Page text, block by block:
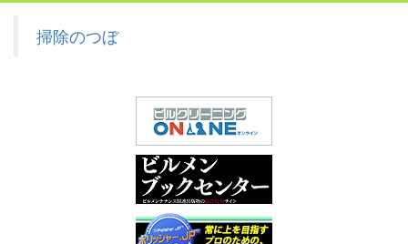
掃除のつぼ